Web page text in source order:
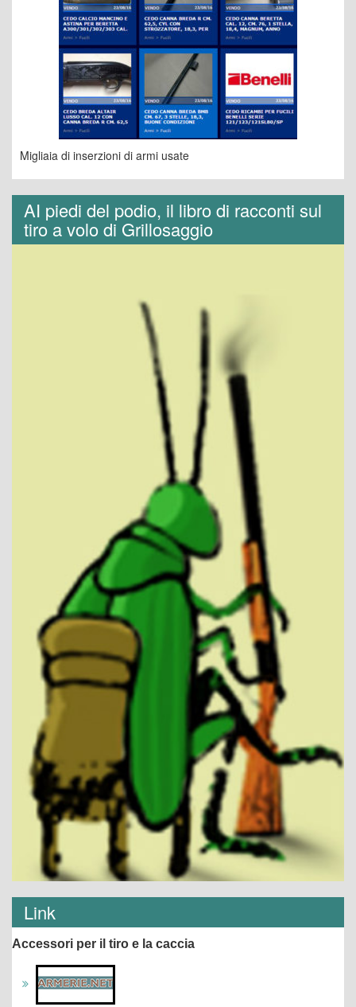
Migliaia di inserzioni di armi usate
AI piedi del podio, il libro di racconti sul
tiro a volo di Grillosaggio
Link
Accessori per il tiro e la caccia